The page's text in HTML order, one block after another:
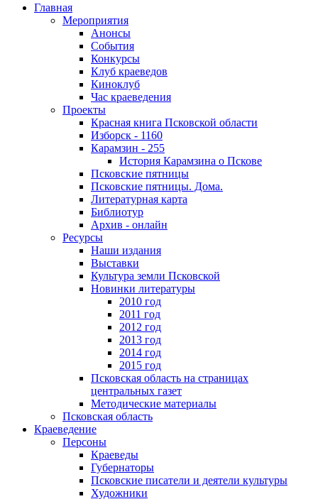
Главная
Мероприятия
Анонсы
События
Конкурсы
Клуб краеведов
Киноклуб
Час краеведения
Проекты
Красная книга Псковской области
Изборск - 1160
Карамзин - 255
История Карамзина о Пскове
Псковские пятницы
Псковские пятницы. Дома.
Литературная карта
Библиотур
Архив - онлайн
Ресурсы
Наши издания
Выставки
Культура земли Псковской
Новинки литературы
2010 год
2011 год
2012 год
2013 год
2014 год
2015 год
Псковская область на страницах
центральных газет
Методические материалы
Псковская область
Краеведение
Персоны
Краеведы
Губернаторы
Псковские писатели и деятели культуры
Художники